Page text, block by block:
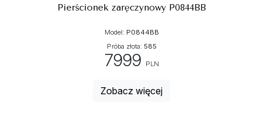
Pierścionek zaręczynowy P0844BB
Model: P0844BB
Próba złota: 585
7999 PLN
Zobacz więcej